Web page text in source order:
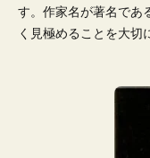
す。作家名が著名であ
く見極めることを大切